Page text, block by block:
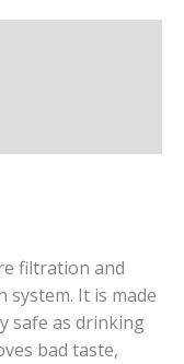
filtration and
It is made
safe as drinking
bad taste,